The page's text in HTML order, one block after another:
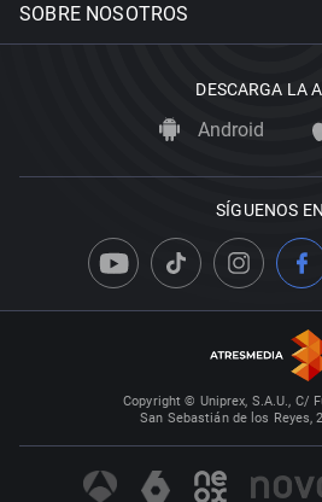
SOBRE NOSOTROS
DESCARGA LA
Android
SÍGUENOS EN
Copyright © Uniprex, S.A.U., C/
San Sebastián de los Reyes,